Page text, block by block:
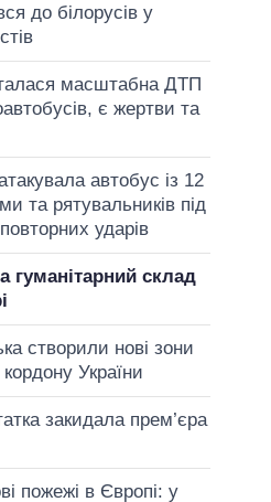
до білорусів у
масштабна ДТП
є жертви та
автобус із 12
та рятувальників під
ударів
гуманітарний склад
створили нові зони
України
закидала прем’єра
пожежі в Європі: у